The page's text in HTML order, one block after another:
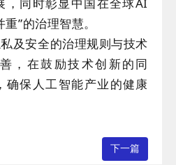
”的治理智慧。
及安全的治理规则与技术
，在鼓励技术创新的同
确保人工智能产业的健康
下一篇